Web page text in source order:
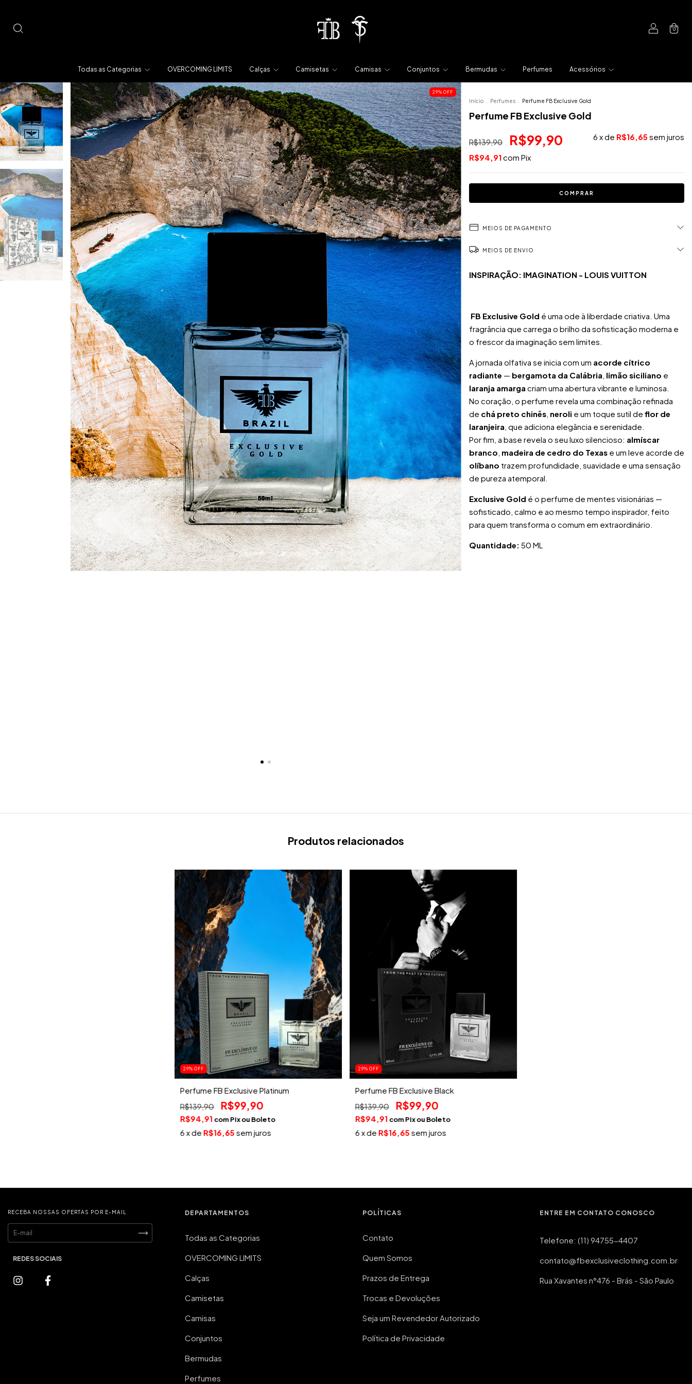
0
Todas as Categorias OVERCOMING LIMITS Calças Camisetas Camisas Conjuntos Bermudas Perfumes Acessórios
29% OFF
Início Perfumes Perfume FB Exclusive Gold
Perfume FB Exclusive Gold
R$139,90 R$99,90 6 x de R$16,65 sem juros
R$94,91 com Pix
MEIOS DE PAGAMENTO
MEIOS DE ENVIO
INSPIRAÇÃO: IMAGINATION - LOUIS VUITTON
FB Exclusive Gold é uma ode à liberdade criativa. Uma
fragrância que carrega o brilho da sofisticação moderna e
o frescor da imaginação sem limites.
A jornada olfativa se inicia com um acorde cítrico
radiante — bergamota da Calábria, limão siciliano e
laranja amarga criam uma abertura vibrante e luminosa.
No coração, o perfume revela uma combinação refinada
de chá preto chinês, neroli e um toque sutil de flor de
laranjeira, que adiciona elegância e serenidade.
Por fim, a base revela o seu luxo silencioso: almíscar
branco, madeira de cedro do Texas e um leve acorde de
olíbano trazem profundidade, suavidade e uma sensação
de pureza atemporal.
Exclusive Gold é o perfume de mentes visionárias —
sofisticado, calmo e ao mesmo tempo inspirador, feito
para quem transforma o comum em extraordinário.
Quantidade: 50 ML
Produtos relacionados
29% OFF
Perfume FB Exclusive Platinum
R$139,90
R$99,90
R$94,91 comPix
6x de R$16,65 sem juros
29% OFF
Perfume FB Exclusive Black
R$139,90
R$99,90
R$94,91 comPix
6x de R$16,65 sem juros
RECEBA NOSSAS OFERTAS POR E-MAIL DEPARTAMENTOS
Todas as Categorias
OVERCOMING LIMITS
Calças
Camisetas
Camisas
Conjuntos
Bermudas
Perfumes
POLÍTICAS
Contato
Quem Somos
Prazos de Entrega
Trocas e Devoluções
Seja um Revendedor Autorizado
Política de Privacidade
ENTRE EM CONTATO CONOSCO
Telefone: (11) 94755-4407
contato@fbexclusiveclothing.com.br
Rua Xavantes n°476 - Brás - São Paulo